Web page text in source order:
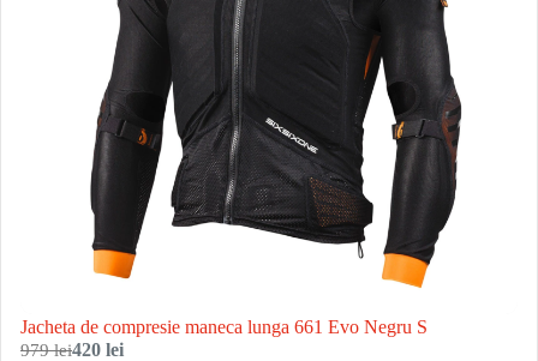
Jacheta de compresie maneca lunga 661 Evo Negru S
979 lei420 lei